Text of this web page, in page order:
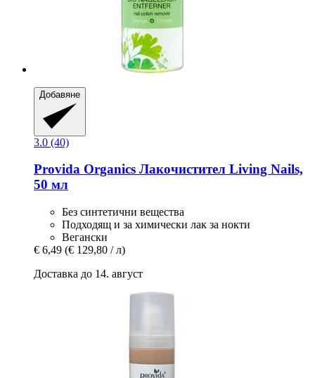
Добавяне
3.0 (40)
Provida Organics Лакочистител Living Nails,
50 мл
Без синтетични вещества
Подходящ и за химически лак за нокти
Вегански
€ 6,49 (€ 129,80 / л)
Доставка до 14. август